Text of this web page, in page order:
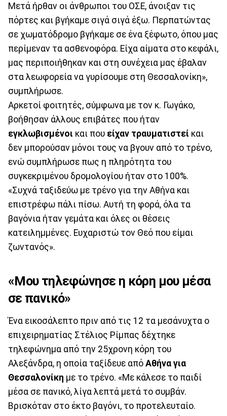
Μετά ήρθαν οι άνθρωποι του ΟΣΕ, άνοιξαν τις
πόρτες και βγήκαμε σιγά σιγά έξω. Περπατώντας
σε χωματόδρομο βγήκαμε σε ένα ξέφωτο, όπου μας
περίμεναν τα ασθενοφόρα. Είχα αίματα στο κεφάλι,
μας περιποιήθηκαν και στη συνέχεια μας έβαλαν
στα λεωφορεία να γυρίσουμε στη Θεσσαλονίκη»,
συμπλήρωσε.
Αρκετοί φοιτητές, σύμφωνα με τον κ. Γωγάκο,
βοήθησαν άλλους επιβάτες που ήταν
εγκλωβισμένοι και που είχαν τραυματιστεί και
δεν μπορούσαν μόνοι τους να βγουν από το τρένο,
ενώ συμπλήρωσε πως η πληρότητα του
συγκεκριμένου δρομολογίου ήταν στο 100%.
«Συχνά ταξιδεύω με τρένο για την Αθήνα και
επιστρέφω πάλι πίσω. Αυτή τη φορά, όλα τα
βαγόνια ήταν γεμάτα και όλες οι θέσεις
κατειλημμένες. Ευχαριστώ τον Θεό που είμαι
ζωντανός».
«Μου τηλεφώνησε η κόρη μου μέσα
σε πανικό»
Ένα εικοσάλεπτο πριν από τις 12 τα μεσάνυχτα ο
επιχειρηματίας Στέλιος Ρίμπας δέχτηκε
τηλεφώνημα από την 25χρονη κόρη του
Αλεξάνδρα, η οποία ταξίδευε από Αθήνα για
Θεσσαλονίκη με το τρένο. «Με κάλεσε το παιδί
μέσα σε πανικό, λίγα λεπτά μετά το συμβάν.
Βρισκόταν στο έκτο βαγόνι, το προτελευταίο.